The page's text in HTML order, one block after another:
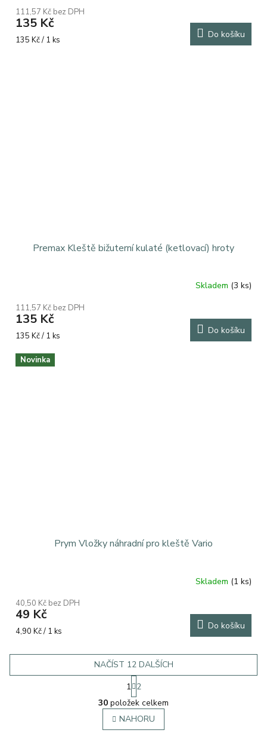
111,57 Kč bez DPH
135 Kč
Měrná
135 Kč / 1 ks Do košíku
Premax Kleště bižuterní kulaté (ketlovací) hroty
Skladem (3 ks)
111,57 Kč bez DPH
135 Kč
Měrná
135 Kč / 1 ks Do košíku
Novinka
Prym Vložky náhradní pro kleště Vario
produktu
je
5,0
Skladem (1 ks)
40,50 Kč bez DPH
49 Kč
Měrná
4,90 Kč / 1 ks Do košíku
O
v
l
á
NAČÍST 12 DALŠÍCH
S
t
r
á
n
k
1 2
30 položek celkem
NAHORU